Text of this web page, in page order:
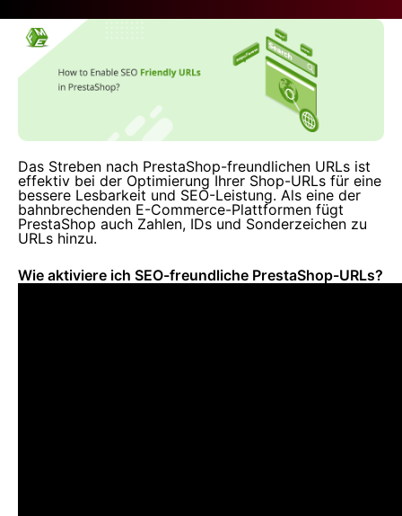
Das Streben nach PrestaShop-freundlichen URLs ist
effektiv bei der Optimierung Ihrer Shop-URLs für eine
bessere Lesbarkeit und SEO-Leistung. Als eine der
bahnbrechenden E-Commerce-Plattformen fügt
PrestaShop auch Zahlen, IDs und Sonderzeichen zu
URLs hinzu.
Wie aktiviere ich SEO-freundliche PrestaShop-URLs?